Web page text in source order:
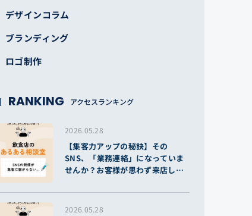
デザインコラム
ブランディング
ロゴ制作
RANKING アクセスランキング
2026.05.28
【集客力アップの秘訣】その
SNS、「業務連絡」になっていま
せんか？お客様が思わず来店した
2026.05.28